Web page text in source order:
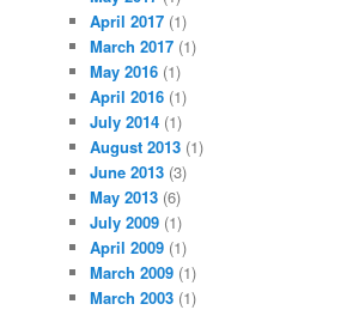
April 2017 (1)
March 2017 (1)
May 2016 (1)
April 2016 (1)
July 2014 (1)
August 2013 (1)
June 2013 (3)
May 2013 (6)
July 2009 (1)
April 2009 (1)
March 2009 (1)
March 2003 (1)